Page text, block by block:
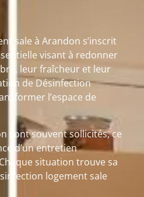
sale à Arandon s’inscrit
visant à redonner
leur fraîcheur et leur
de Désinfection
l’espace de
sont souvent sollicités, ce
d’un entretien
situation trouve sa
logement sale